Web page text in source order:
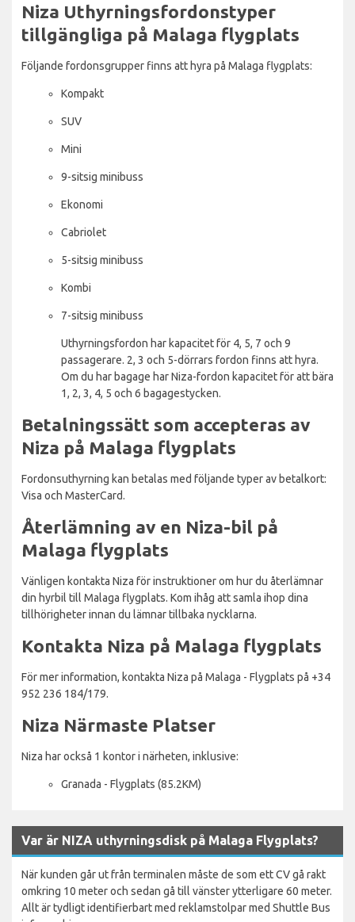
Niza Uthyrningsfordonstyper
tillgängliga på Malaga flygplats
Följande fordonsgrupper finns att hyra på Malaga flygplats:
Kompakt
SUV
Mini
9-sitsig minibuss
Ekonomi
Cabriolet
5-sitsig minibuss
Kombi
7-sitsig minibuss
Uthyrningsfordon har kapacitet för 4, 5, 7 och 9
passagerare. 2, 3 och 5-dörrars fordon finns att hyra.
Om du har bagage har Niza-fordon kapacitet för att bära
1, 2, 3, 4, 5 och 6 bagagestycken.
Betalningssätt som accepteras av
Niza på Malaga flygplats
Fordonsuthyrning kan betalas med följande typer av betalkort:
Visa och MasterCard.
Återlämning av en Niza-bil på
Malaga flygplats
Vänligen kontakta Niza för instruktioner om hur du återlämnar
din hyrbil till Malaga flygplats. Kom ihåg att samla ihop dina
tillhörigheter innan du lämnar tillbaka nycklarna.
Kontakta Niza på Malaga flygplats
För mer information, kontakta Niza på Malaga - Flygplats på +34
952 236 184/179.
Niza Närmaste Platser
Niza har också 1 kontor i närheten, inklusive:
Granada - Flygplats (85.2KM)
Var är NIZA uthyrningsdisk på Malaga Flygplats?
När kunden går ut från terminalen måste de som ett CV gå rakt
omkring 10 meter och sedan gå till vänster ytterligare 60 meter.
Allt är tydligt identifierbart med reklamstolpar med Shuttle Bus